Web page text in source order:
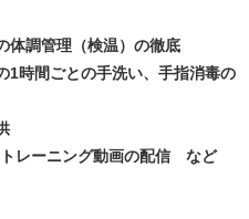
体調管理（検温）の徹底
1時間ごとの手洗い、手指消毒の
レーニング動画の配信 など